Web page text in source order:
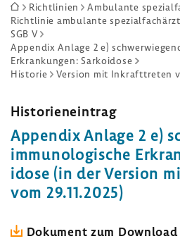
Sie
sind
hier:
Richtlinien
Ambulante
Richtlinie ambulante
SGB V
Appendix Anlage 2 e)
Erkrankungen: Sarkoidose
Historie
Version mit Inkrafttreten
Histo­ri­en­ein­trag
Appendix Anlage 2 e)
immu­no­lo­gi­sche
idose (in der Version
vom 29.11.2025)
Doku­ment zum Down­load